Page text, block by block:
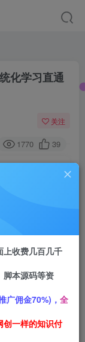
化学习直通
关注
1770 39
上收费几百几千
脚本源码等资
广佣金70%)， 全
创一样的知识付